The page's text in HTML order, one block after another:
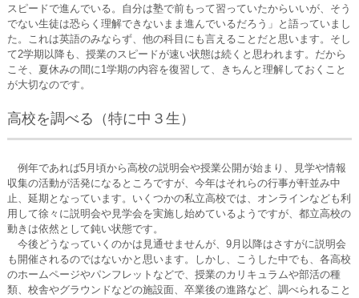
スピードで進んでいる。自分は塾で前もって習っていたからいいが、そう
でない生徒は恐らく理解できないまま進んでいるだろう」と語っていまし
た。これは英語のみならず、他の科目にも言えることだと思います。そし
て2学期以降も、授業のスピードが速い状態は続くと思われます。だから
こそ、夏休みの間に1学期の内容を復習して、きちんと理解しておくこと
が大切なのです。
高校を調べる（特に中３生）
例年であれば5月頃から高校の説明会や授業公開が始まり、見学や情報
収集の活動が活発になるところですが、今年はそれらの行事が軒並み中
止、延期となっています。いくつかの私立高校では、オンラインなども利
用して徐々に説明会や見学会を実施し始めているようですが、都立高校の
動きは依然として鈍い状態です。
今後どうなっていくのかは見通せませんが、9月以降はさすがに説明会
も開催されるのではないかと思います。しかし、こうした中でも、各高校
のホームページやパンフレットなどで、授業のカリキュラムや部活の種
類、校舎やグラウンドなどの施設面、卒業後の進路など、調べられること